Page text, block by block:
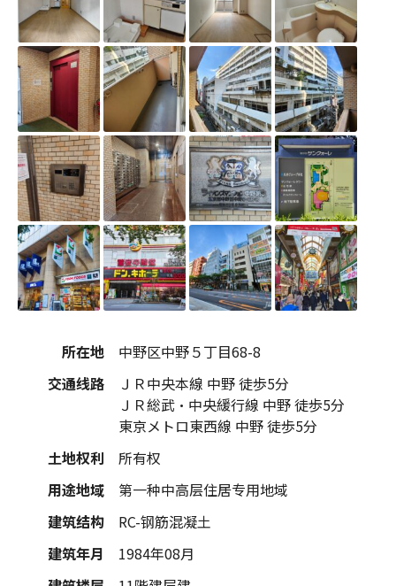
所在地
中野区中野５丁目68-8
交通线路
ＪＲ中央本線 中野 徒歩5分
ＪＲ総武・中央緩行線 中野 徒歩5分
東京メトロ東西線 中野 徒歩5分
土地权利
所有权
用途地域
第一种中高层住居专用地域
建筑结构
RC-钢筋混凝土
建筑年月
1984年08月